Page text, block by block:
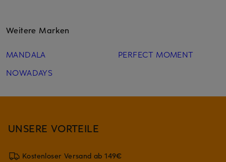
Weitere Marken
MANDALA
NOWADAYS
PERFECT MOMENT
UNSERE VORTEILE
Kostenloser Versand ab 149€